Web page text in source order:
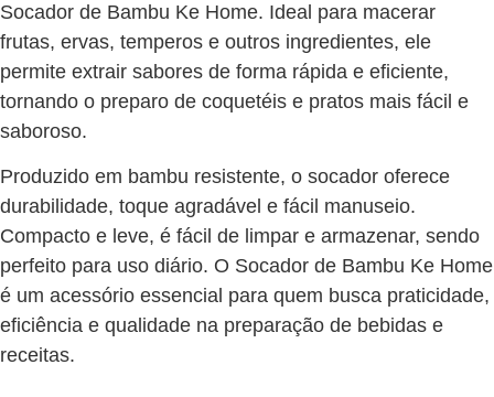
Socador de Bambu Ke Home. Ideal para macerar
frutas, ervas, temperos e outros ingredientes, ele
permite extrair sabores de forma rápida e eficiente,
tornando o preparo de coquetéis e pratos mais fácil e
saboroso.
Produzido em bambu resistente, o socador oferece
durabilidade, toque agradável e fácil manuseio.
Compacto e leve, é fácil de limpar e armazenar, sendo
perfeito para uso diário. O Socador de Bambu Ke Home
é um acessório essencial para quem busca praticidade,
eficiência e qualidade na preparação de bebidas e
receitas.